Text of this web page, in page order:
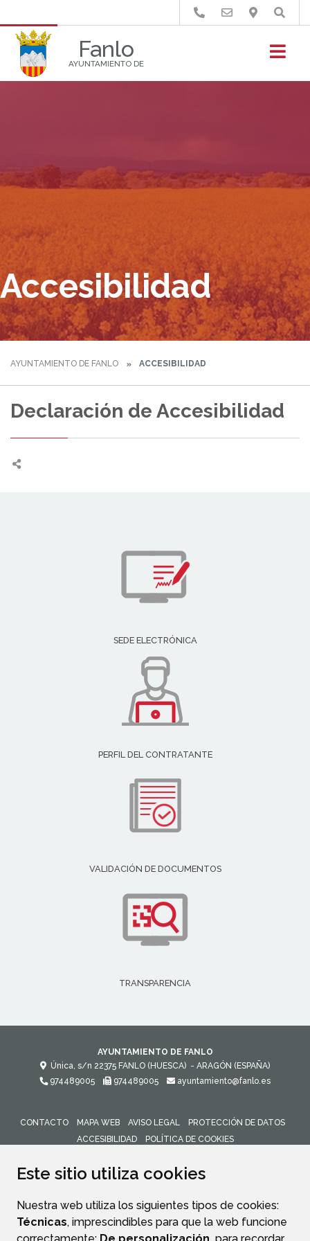
Este sitio utiliza cookies
Nuestra web utiliza los siguientes tipos de cookies:
Técnicas, imprescindibles para que la web funcione
Fanlo
AYUNTAMIENTO DE
Buscar
Accesibilidad
AYUNTAMIENTO DE FANLO ACCESIBILIDAD
Declaración de Accesibilidad
SEDE ELECTRÓNICA
PERFIL DEL CONTRATANTE
VALIDACIÓN DE DOCUMENTOS
TRANSPARENCIA
AYUNTAMIENTO DE FANLO
Única, s/n 22375 FANLO (HUESCA) - ARAGÓN (ESPAÑA)
974489005
974489005 ayuntamiento@fanlo.es
CONTACTO MAPA WEB AVISO LEGAL
PROTECCIÓN DE DATOS
ACCESIBILIDAD
POLÍTICA DE COOKIES